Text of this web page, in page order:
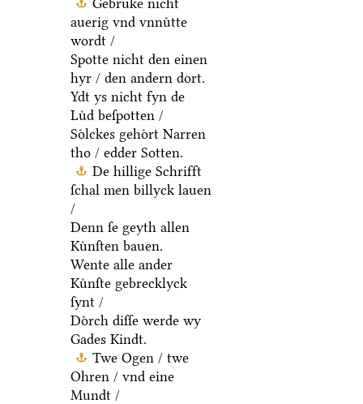
auerig vnd vnnuͤtte
wordt /
Spotte nicht den einen
hyr / den andern dort.
Ydt ys nicht fyn de
Luͤd beſpotten /
Soͤlckes gehoͤrt Narren
tho / edder Sotten.
De hillige Schrifft
ſchal men billyck lauen
/
Denn ſe geyth allen
Kuͤnſten bauen.
Wente alle ander
Kuͤnſte gebrecklyck
ſynt /
Doͤrch diſſe werde wy
Gades Kindt.
Twe Ogen / twe
Ohren / vnd eine
Mundt /